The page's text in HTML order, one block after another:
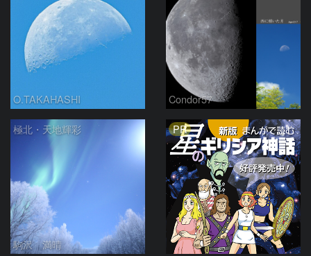
O.TAKAHASHI Condor57
極北・天地輝彩
駒沢 満晴
PR